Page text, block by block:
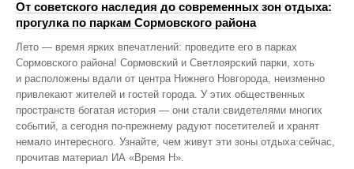
От советского наследия до современных зон отдыха:
прогулка по паркам Сормовского района
Лето — время ярких впечатлений: проведите его в парках
Сормовского района! Сормовский и Светлоярский парки, хоть
и расположены вдали от центра Нижнего Новгорода, неизменно
привлекают жителей и гостей города. У этих общественных
пространств богатая история — они стали свидетелями многих
событий, а сегодня по‑прежнему радуют посетителей и хранят
немало интересного. Узнайте, чем живут эти зоны отдыха сейчас,
прочитав материал ИА «Время Н».